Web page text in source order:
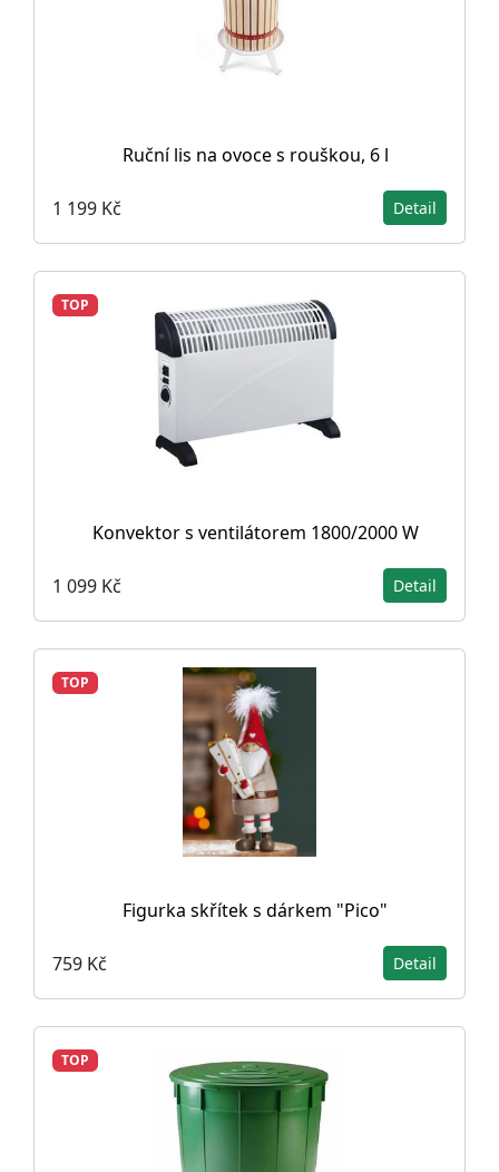
Ruční lis na ovoce s rouškou, 6 l
1 199 Kč Detail
TOP
Konvektor s ventilátorem 1800/2000 W
1 099 Kč Detail
TOP
Figurka skřítek s dárkem "Pico"
759 Kč Detail
TOP